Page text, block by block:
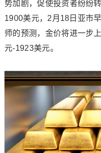
势加剧，促使投资者纷纷
1900美元，2月18日亚市
师的预测，金价将进一步
元-1923美元。